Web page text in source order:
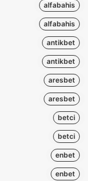
alfabahis
alfabahis
antikbet
antikbet
aresbet
aresbet
betci
betci
enbet
enbet